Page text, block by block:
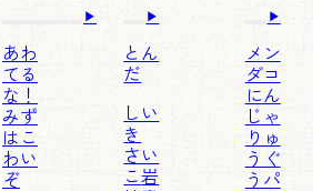
あわ
てる
な！
みず
はこ
わい
ぞ
とん
だ
しい
き
さい
こ岩
メン
ダコ
にん
じゃ
りゅ
うぐ
うパ